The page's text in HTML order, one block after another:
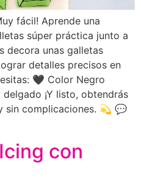
fácil! Aprende una
súper práctica junto a
decora unas galletas
detalles precisos en
🖤 Color Negro
¡Y listo, obtendrás
sin complicaciones. 💫 💬
con